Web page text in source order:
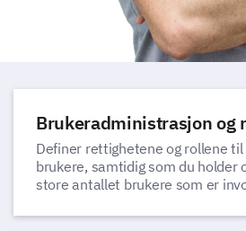
Brukeradministrasjon og
Definer rettighetene og rollene
brukere, samtidig som du holder
store antallet brukere som er